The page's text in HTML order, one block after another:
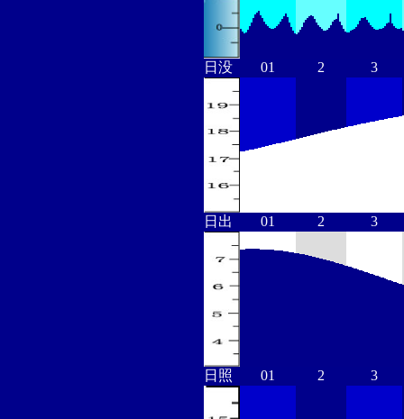
日没 01 2 3
日出 01 2 3
日照 01 2 3